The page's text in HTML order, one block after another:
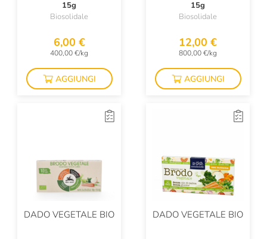
15g
Biosolidale
6,00 €
400,00 €/kg
AGGIUNGI
BIO
15g
Biosolidale
12,00 €
800,00 €/kg
AGGIUNGI
DADO VEGETALE BIO DADO VEGETALE BIO